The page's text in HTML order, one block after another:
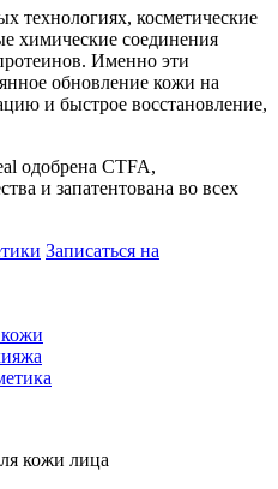
технологиях, косметические
химические соединения
Именно эти
обновление кожи на
и быстрое восстановление,
одобрена СTFA,
и запатентована во всех
Записаться на
кожи лица